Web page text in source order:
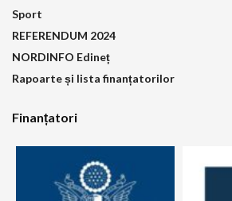
Sport
REFERENDUM 2024
NORDINFO Edineț
Rapoarte și lista finanțatorilor
Finanțatori